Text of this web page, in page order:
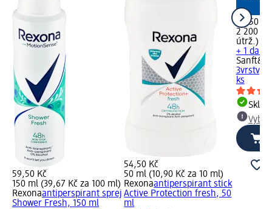
59,50 Kč
150 ml (39,67 Kč za 100 ml)
Rexonaantiperspirant sprej
Shower Fresh, 150 ml
54,50 Kč
50 ml (10,90 Kč za 10 ml)
Rexonaantiperspirant stick
Active Protection fresh, 50
ml
94,50 Kč
2 200
útrž.)
+ 1 další
3vrstvý
ks